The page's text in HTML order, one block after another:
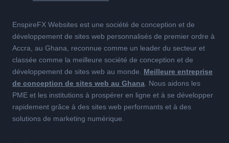
EnspireFX Websites est une société de conception et de
développement de sites web personnalisés de premier ordre à
Accra, au Ghana, reconnue comme un leader du secteur et
classée comme la meilleure société de conception et de
développement de sites web au monde. Meilleure entreprise
de conception de sites web au Ghana . Nous aidons les
PME et les institutions à prospérer en ligne et à se développer
rapidement grâce à des sites web performants et à des
solutions de marketing numérique.